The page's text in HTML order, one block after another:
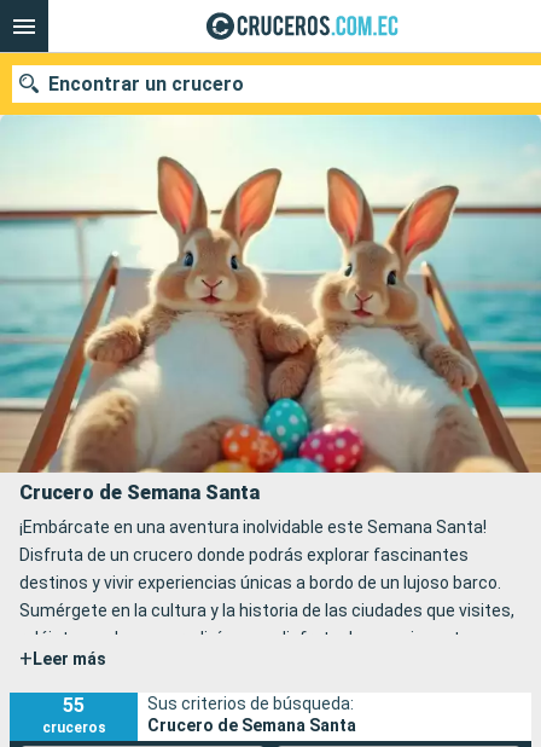
Encontrar un crucero
Nuestros destinos
Fecha de salida
Puertos Compañías
Buscar
Crucero de Semana Santa
¡Embárcate en una aventura inolvidable este Semana Santa!
Disfruta de un crucero donde podrás explorar fascinantes
destinos y vivir experiencias únicas a bordo de un lujoso barco.
Sumérgete en la cultura y la historia de las ciudades que visites,
relájate en playas paradisíacas o disfruta de emocionantes
actividades acuáticas. A bordo, te espera un sinfín de opciones
para tu entretenimiento: desde exquisitos buffets y
restaurantes a medida, hasta espectáculos, bares y discotecas
+ Leer más
55
cruceros
Sus criterios de búsqueda:
Crucero de Semana Santa